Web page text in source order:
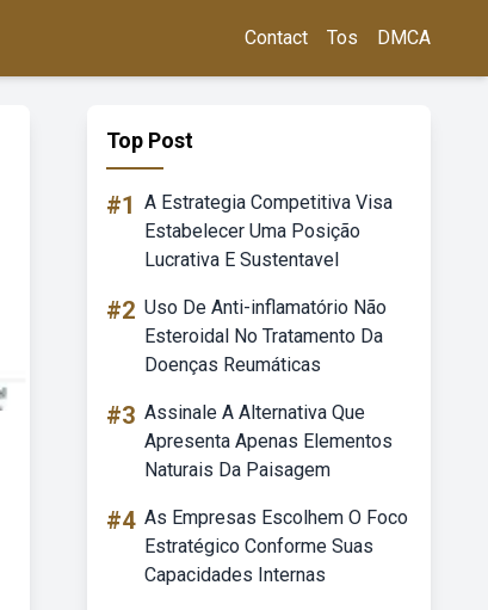
Contact Tos DMCA
Top Post
#1 A Estrategia Competitiva Visa
Estabelecer Uma Posição
Lucrativa E Sustentavel
#2 Uso De Anti-inflamatório Não
Esteroidal No Tratamento Da
Doenças Reumáticas
#3 Assinale A Alternativa Que
Apresenta Apenas Elementos
Naturais Da Paisagem
#4 As Empresas Escolhem O Foco
Estratégico Conforme Suas
Capacidades Internas